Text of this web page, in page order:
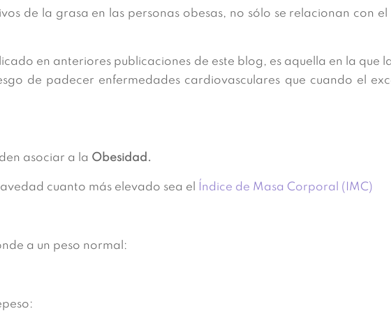
de la grasa en las personas obesas, no sólo se relacionan con
en anteriores publicaciones de este blog, es aquella en la que
de padecer enfermedades cardiovasculares que cuando el
asociar a la Obesidad.
cuanto más elevado sea el Índice de Masa Corporal (IMC)
a un peso normal: